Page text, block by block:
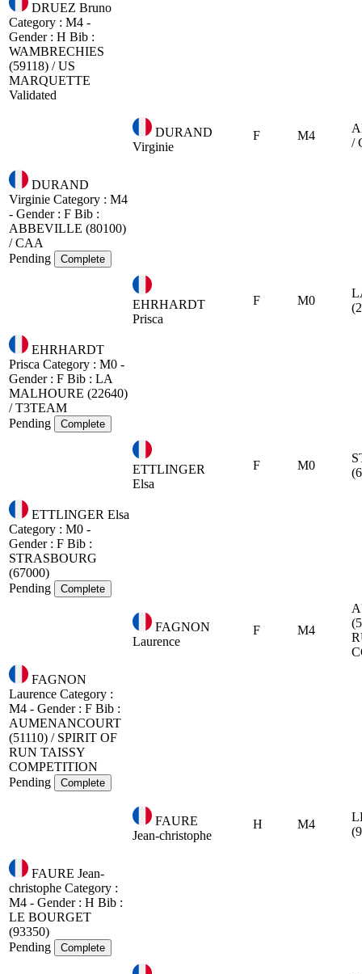
DRUEZ Bruno
Category : M4 -
Gender : H Bib :
WAMBRECHIES
(59118) / US
MARQUETTE
Validated
DURAND
Virginie
F M4
/
DURAND
Virginie Category : M4
- Gender : F Bib :
ABBEVILLE (80100)
/ CAA
Pending
Complete
EHRHARDT
Prisca
F M0
EHRHARDT
Prisca Category : M0 -
Gender : F Bib : LA
MALHOURE (22640)
/ T3TEAM
Pending
Complete
ETTLINGER
Elsa
F M0
ETTLINGER Elsa
Category : M0 -
Gender : F Bib :
STRASBOURG
(67000)
Pending
Complete
FAGNON
Laurence
F M4
FAGNON
Laurence Category :
M4 - Gender : F Bib :
AUMENANCOURT
(51110) / SPIRIT OF
RUN TAISSY
COMPETITION
Pending
Complete
FAURE
Jean-christophe
H M4
FAURE Jean-
christophe Category :
M4 - Gender : H Bib :
LE BOURGET
(93350)
Pending
Complete